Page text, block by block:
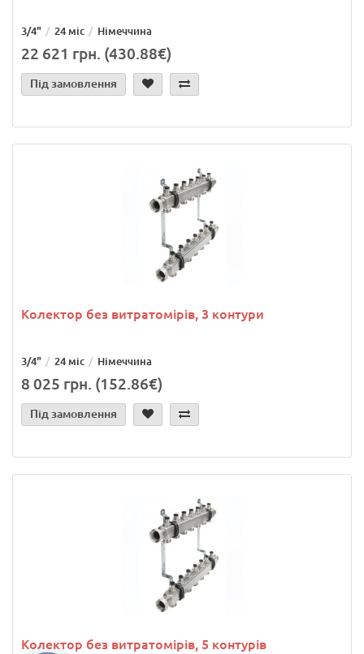
3/4" 24 міс Німеччина
22 621 грн. (430.88€)
Під замовлення
Колектор без витратомірів, 3 контури
3/4" 24 міс Німеччина
8 025 грн. (152.86€)
Під замовлення
Колектор без витратомірів, 5 контурів